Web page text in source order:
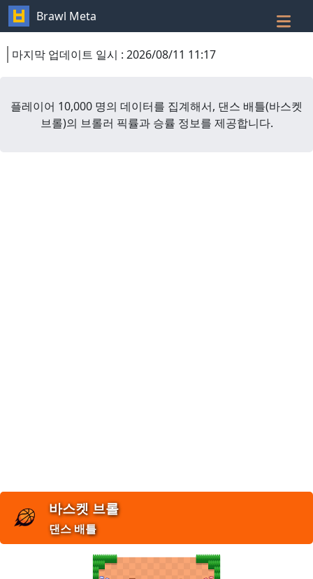
Brawl Meta
마지막 업데이트 일시 : 2026/08/11 11:17
플레이어 10,000 명의 데이터를 집계해서, 댄스 배틀(바스켓
브롤)의 브롤러 픽률과 승률 정보를 제공합니다.
바스켓 브롤
댄스 배틀